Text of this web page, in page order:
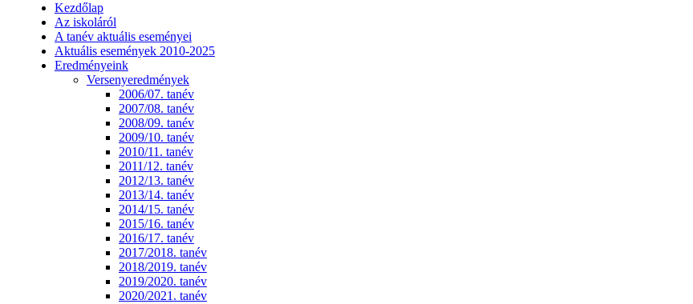
Kezdőlap
Az iskoláról
A tanév aktuális eseményei
Aktuális események 2010-2025
Eredményeink
Versenyeredmények
2006/07. tanév
2007/08. tanév
2008/09. tanév
2009/10. tanév
2010/11. tanév
2011/12. tanév
2012/13. tanév
2013/14. tanév
2014/15. tanév
2015/16. tanév
2016/17. tanév
2017/2018. tanév
2018/2019. tanév
2019/2020. tanév
2020/2021. tanév